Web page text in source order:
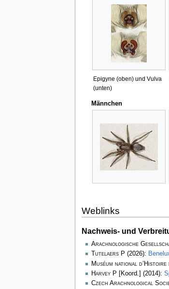
Epigyne (oben) und Vulva
(unten)
Männchen
Weblinks
Nachweis- und
Arachnologische
Tutelaers P (2026):
Muséum national
Harvey P [Koord.] (2014):
Czech Arachnological